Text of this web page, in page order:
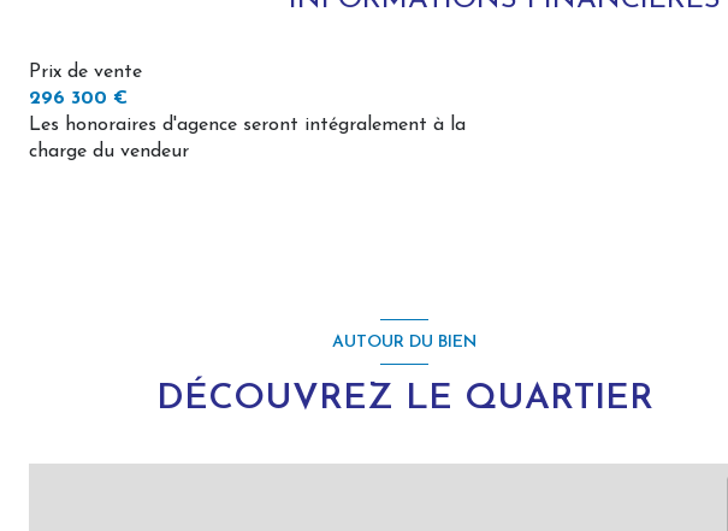
Prix de vente
296 300 €
Les honoraires d'agence seront intégralement à la
charge du vendeur
AUTOUR DU BIEN
DÉCOUVREZ LE QUARTIER